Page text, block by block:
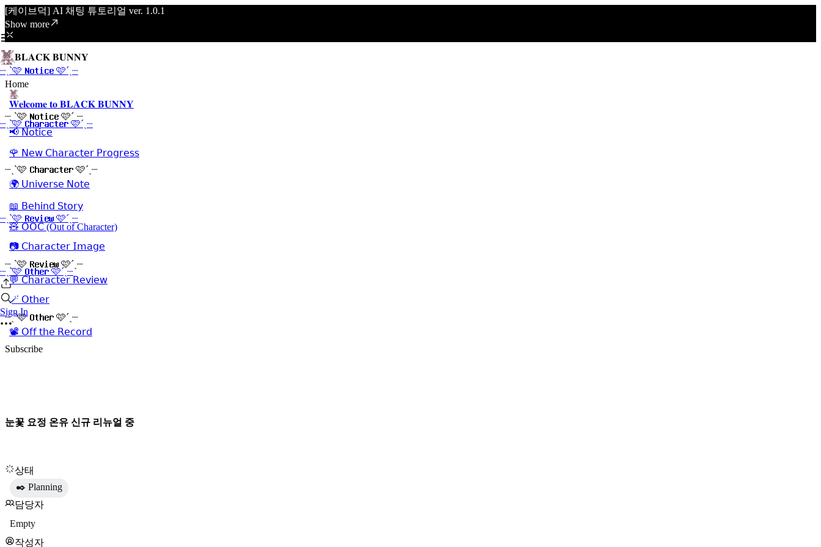
[케이브덕] AI 채팅 튜토리얼 ver. 1.0.1
Show more
𝐁𝐋𝐀𝐂𝐊 𝐁𝐔𝐍𝐍𝐘
┈ˏˋ🩷 𝐍𝐨𝐭𝐢𝐜𝐞 🩷´ˎ┈
┈ˏˋ🩷 𝐂𝐡𝐚𝐫𝐚𝐜𝐭𝐞𝐫 🩷´ˎ┈
┈ˏˋ🩷 𝐑𝐞𝐯𝐢𝐞𝐰 🩷´ˎ┈
┈ˏˋ🩷 𝐎𝐭𝐡𝐞𝐫 🩷´ˎ┈
Sign In
Home
𝐖𝐞𝐥𝐜𝐨𝐦𝐞 𝐭𝐨 𝐁𝐋𝐀𝐂𝐊 𝐁𝐔𝐍𝐍𝐘
┈ˏˋ🩷 𝐍𝐨𝐭𝐢𝐜𝐞 🩷´ˎ┈
📢 𝖭𝗈𝗍𝗂𝖼𝖾
🌹 𝖭𝖾𝗐 𝖢𝗁𝖺𝗋𝖺𝖼𝗍𝖾𝗋 𝖯𝗋𝗈𝗀𝗋𝖾𝗌𝗌
┈ˏˋ🩷 𝐂𝐡𝐚𝐫𝐚𝐜𝐭𝐞𝐫 🩷´ˎ┈
🌍 𝖴𝗇𝗂𝗏𝖾𝗋𝗌𝖾 𝖭𝗈𝗍𝖾
📖 𝖡𝖾𝗁𝗂𝗇𝖽 𝖲𝗍𝗈𝗋𝗒
🧸 𝖮𝖮𝖢 (Out of Character)
📷 𝖢𝗁𝖺𝗋𝖺𝖼𝗍𝖾𝗋 𝖨𝗆𝖺𝗀𝖾
┈ˏˋ🩷 𝐑𝐞𝐯𝐢𝐞𝐰 🩷´ˎ┈
💬 𝖢𝗁𝖺𝗋𝖺𝖼𝗍𝖾𝗋 𝖱𝖾𝗏𝗂𝖾𝗐
🪄 𝖮𝗍𝗁𝖾𝗋
┈ˏˋ🩷 𝐎𝐭𝐡𝐞𝐫 🩷´ˎ┈
📽️ 𝖮𝖿𝖿 𝗍𝗁𝖾 𝖱𝖾𝖼𝗈𝗋𝖽
Subscribe
눈꽃 요정 온유 신규 리뉴얼 중
상태
✒️ Planning
담당자
Empty
작성자